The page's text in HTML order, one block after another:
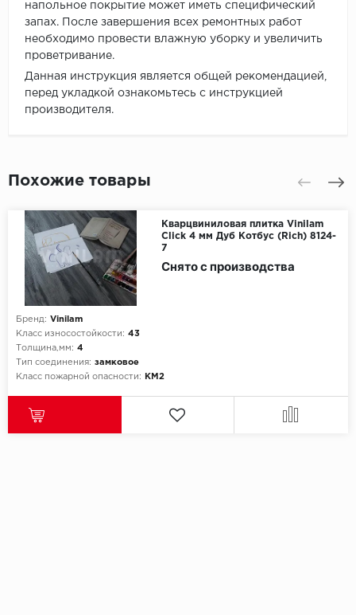
напольное покрытие может иметь специфический
запах. После завершения всех ремонтных работ
необходимо провести влажную уборку и увеличить
проветривание.
Данная инструкция является общей рекомендацией,
перед укладкой ознакомьтесь с инструкцией
производителя.
Похожие товары
Кварцвиниловая плитка Vinilam
Click 4 мм Дуб Котбус (Rich) 8124-
7
Бренд: Vinilam
Класс износостойкости: 43
Толщина,мм: 4
Тип соединения: замковое
Класс пожарной опасности:
КМ2
Снято с производства